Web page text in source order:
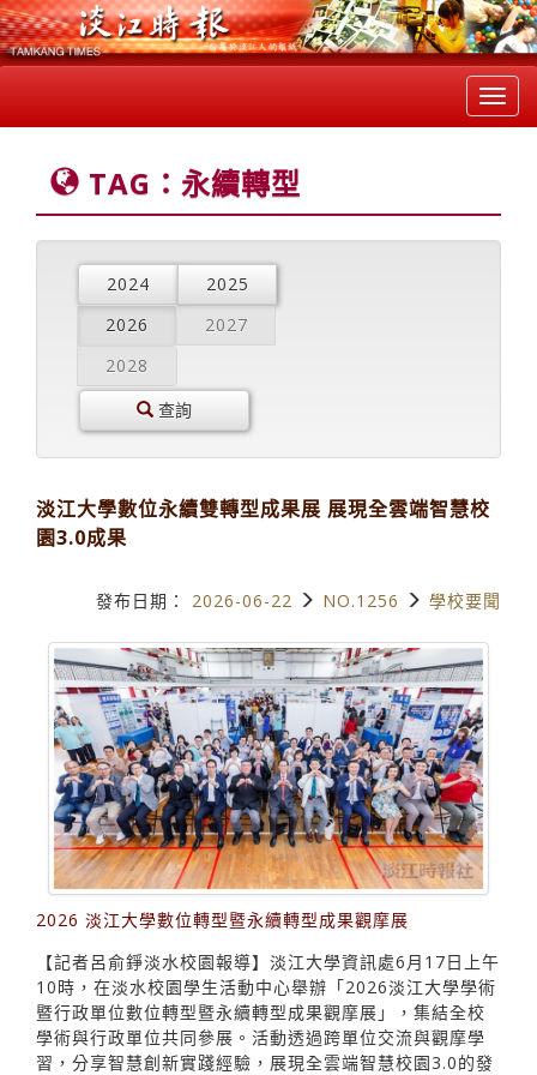
TAG：永續轉型
2024
2025
2026
2027
2028
查詢
淡江大學數位永續雙轉型成果展 展現全雲端智慧校
園3.0成果
發布日期： 2026-06-22 NO.1256 學校要聞
2026 淡江大學數位轉型暨永續轉型成果觀摩展
【記者呂俞錚淡水校園報導】淡江大學資訊處6月17日上午
10時，在淡水校園學生活動中心舉辦「2026淡江大學學術
暨行政單位數位轉型暨永續轉型成果觀摩展」，集結全校
學術與行政單位共同參展。活動透過跨單位交流與觀摩學
習，分享智慧創新實踐經驗，展現全雲端智慧校園3.0的發